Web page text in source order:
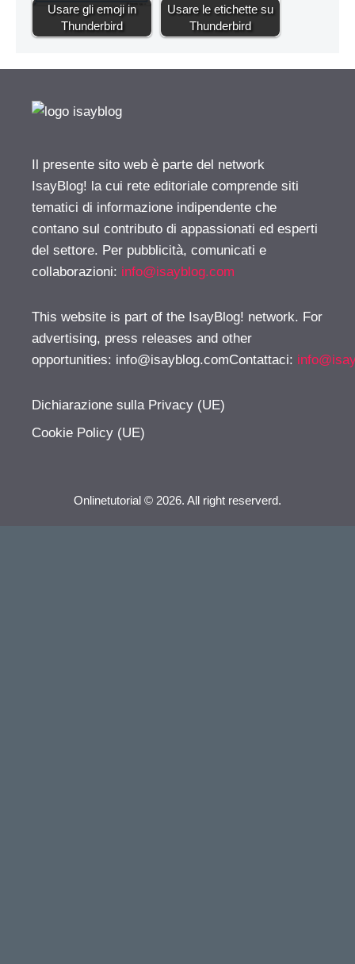
Usare gli emoji in
Thunderbird
Usare le etichette su
Thunderbird
Il presente sito web è parte del network
IsayBlog! la cui rete editoriale comprende siti
tematici di informazione indipendente che
contano sul contributo di appassionati ed esperti
del settore. Per pubblicità, comunicati e
collaborazioni: info@isayblog.com
This website is part of the IsayBlog! network. For
advertising, press releases and other
opportunities: info@isayblog.comContattaci:
Dichiarazione sulla Privacy (UE)
Cookie Policy (UE)
Onlinetutorial © 2026. All right reserverd.